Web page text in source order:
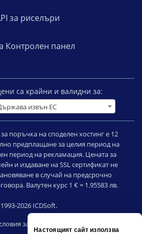
Настоящият сайт използва
за риселъри
Контролен панел
са крайни и валидни за:
извън ЕС
поръчка на споделен хостинг е 12
предплащане за целия период на
период на рекламация. Цената за
и издаване на SSL сертификат не
в случай на предсрочно
Валутен курс 1 € = 1.95583 лв.
2026 ICDSoft.
за ползване